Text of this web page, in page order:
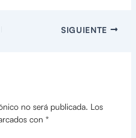
SIGUIENTE
no será publicada. Los
con *